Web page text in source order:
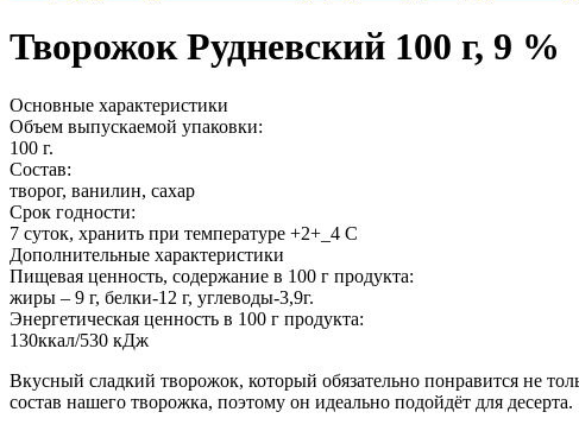
Творожок Рудневский 100 г, 9 %
Основные характеристики
Объем выпускаемой упаковки:
100 г.
Состав:
творог, ванилин, сахар
Срок годности:
7 суток, хранить при температуре +2+_4 С
Дополнительные характеристики
Пищевая ценность, содержание в 100 г продукта:
жиры – 9 г, белки-12 г, углеводы-3,9г.
Энергетическая ценность в 100 г продукта:
130ккал/530 кДж
Вкусный сладкий творожок, который обязательно понравится не
состав нашего творожка, поэтому он идеально подойдёт для десерта.